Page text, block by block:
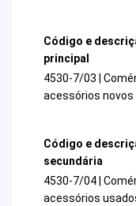
Código e
principal
4530-7/03 |
acessórios
Código e
secundária
4530-7/04 |
acessórios